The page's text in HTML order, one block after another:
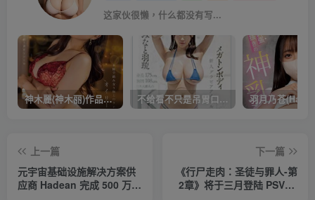
这家伙很懒，什么都没有写...
神木麗(神木丽)作品STARS-804发布！出道一周年，华丽布拉甲闪亮动人！【EV棋牌】 不给看不只是吊胃口！K奶的みなと羽琉(凑羽琉)原来是无码妹「水原圣子」？【EV棋牌】
上一篇
元宇宙基础设施解决方案供
应商 Hadean 完成 500 万美
下一篇
《行尸走肉：圣徒与罪人-第
2章》将于三月登陆 PSVR2